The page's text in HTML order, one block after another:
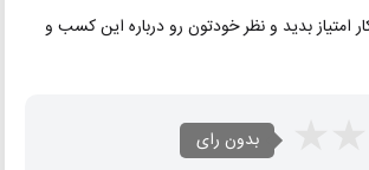
امتیاز بدید و نظر خودتون رو درباره این کسب و
بدون رای